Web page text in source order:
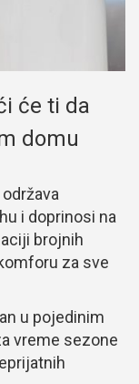
će ti da
domu
i doprinosi na
brojnih
za sve
u pojedinim
vreme sezone